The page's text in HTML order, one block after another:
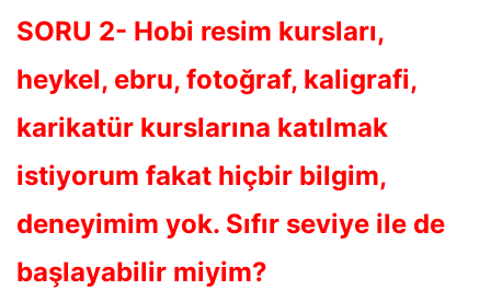
SORU 2- Hobi resim kursları,
heykel, ebru, fotoğraf, kaligrafi,
karikatür kurslarına katılmak
istiyorum fakat hiçbir bilgim,
deneyimim yok. Sıfır seviye ile de
başlayabilir miyim?